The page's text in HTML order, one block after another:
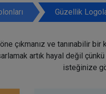
Güzellik
çıkmanız ve tanınabilir
artık hayal değil
isteğinize